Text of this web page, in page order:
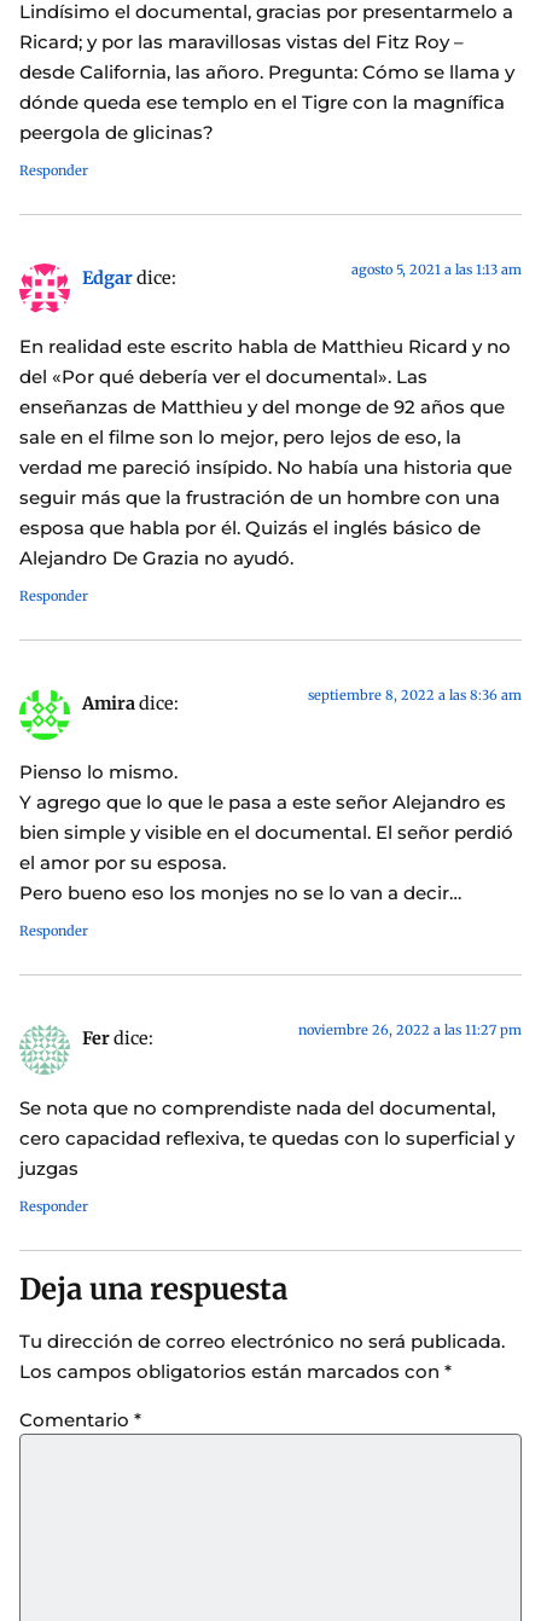
Lindísimo el documental, gracias por presentarmelo a
Ricard; y por las maravillosas vistas del Fitz Roy –
desde California, las añoro. Pregunta: Cómo se llama y
dónde queda ese templo en el Tigre con la magnífica
peergola de glicinas?
Responder
Edgardice: agosto 5, 2021 a las 1:13 am
En realidad este escrito habla de Matthieu Ricard y no
del «Por qué debería ver el documental». Las
enseñanzas de Matthieu y del monge de 92 años que
sale en el filme son lo mejor, pero lejos de eso, la
verdad me pareció insípido. No había una historia que
seguir más que la frustración de un hombre con una
esposa que habla por él. Quizás el inglés básico de
Alejandro De Grazia no ayudó.
Responder
Amiradice: septiembre 8, 2022 a las 8:36 am
Pienso lo mismo.
Y agrego que lo que le pasa a este señor Alejandro es
bien simple y visible en el documental. El señor perdió
el amor por su esposa.
Pero bueno eso los monjes no se lo van a decir…
Responder
Ferdice: noviembre 26, 2022 a las 11:27 pm
Se nota que no comprendiste nada del documental,
cero capacidad reflexiva, te quedas con lo superficial y
juzgas
Responder
Deja una respuesta
Tu dirección de correo electrónico no será publicada.
Los campos obligatorios están marcados con *
Comentario *